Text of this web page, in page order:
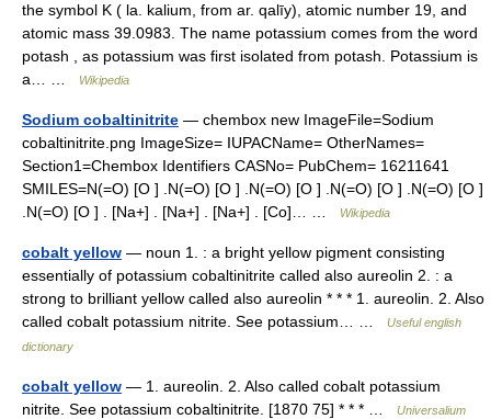
the symbol K ( la. kalium, from ar. qalīy), atomic number 19, and
atomic mass 39.0983. The name potassium comes from the word
potash , as potassium was first isolated from potash. Potassium is
a… …
Wikipedia
Sodium cobaltinitrite — chembox new ImageFile=Sodium
cobaltinitrite.png ImageSize= IUPACName= OtherNames=
Section1=Chembox Identifiers CASNo= PubChem= 16211641
SMILES=N(=O) [O ] .N(=O) [O ] .N(=O) [O ] .N(=O) [O ] .N(=O) [O ]
.N(=O) [O ] . [Na+] . [Na+] . [Na+] . [Co]… …
Wikipedia
cobalt yellow — noun 1. : a bright yellow pigment consisting
essentially of potassium cobaltinitrite called also aureolin 2. : a
strong to brilliant yellow called also aureolin * * * 1. aureolin. 2. Also
called cobalt potassium nitrite. See potassium… …
Useful english
dictionary
cobalt yellow — 1. aureolin. 2. Also called cobalt potassium
nitrite. See potassium cobaltinitrite. [1870 75] * * * …
Universalium